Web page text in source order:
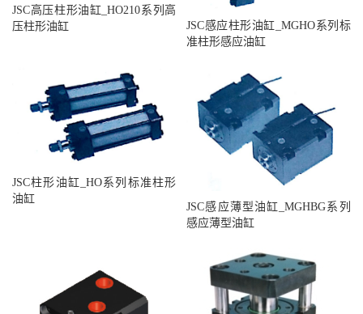
JSC高压柱形油缸_HO210系列高
压柱形油缸
JSC感应柱形油缸_MGHO系列标
准柱形感应油缸
JSC柱形油缸_HO系列标准柱形
油缸
JSC感应薄型油缸_MGHBG系列
感应薄型油缸